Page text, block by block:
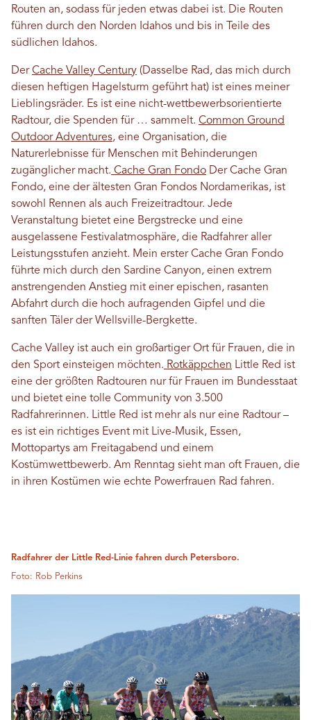
Routen an, sodass für jeden etwas dabei ist. Die Routen
führen durch den Norden Idahos und bis in Teile des
südlichen Idahos.
DerCache Valley Century (Dasselbe Rad, das mich durch
diesen heftigen Hagelsturm geführt hat) ist eines meiner
Lieblingsräder. Es ist eine nicht-wettbewerbsorientierte
Radtour, die Spenden für … sammelt. Common Ground
Outdoor Adventures, eine Organisation, die
Naturerlebnisse für Menschen mit Behinderungen
zugänglicher macht. Cache Gran Fondo Der Cache Gran
Fondo, eine der ältesten Gran Fondos Nordamerikas, ist
sowohl Rennen als auch Freizeitradtour. Jede
Veranstaltung bietet eine Bergstrecke und eine
ausgelassene Festivalatmosphäre, die Radfahrer aller
Leistungsstufen anzieht. Mein erster Cache Gran Fondo
führte mich durch den Sardine Canyon, einen extrem
anstrengenden Anstieg mit einer epischen, rasanten
Abfahrt durch die hoch aufragenden Gipfel und die
sanften Täler der Wellsville-Bergkette.
Cache Valley ist auch ein großartiger Ort für Frauen, die in
den Sport einsteigen möchten. Rotkäppchen Little Red ist
eine der größten Radtouren nur für Frauen im Bundesstaat
und bietet eine tolle Community von 3.500
Radfahrerinnen. Little Red ist mehr als nur eine Radtour –
es ist ein richtiges Event mit Live-Musik, Essen,
Mottopartys am Freitagabend und einem
Kostümwettbewerb. Am Renntag sieht man oft Frauen, die
in ihren Kostümen wie echte Powerfrauen Rad fahren.
Radfahrer der Little Red-Linie fahren durch Petersboro.
Foto: Rob Perkins